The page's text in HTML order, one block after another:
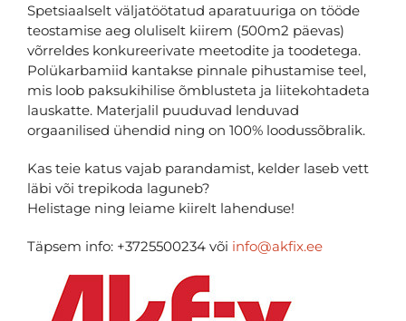
Spetsiaalselt väljatöötatud aparatuuriga on tööde
teostamise aeg oluliselt kiirem (500m2 päevas)
võrreldes konkureerivate meetodite ja toodetega.
Polükarbamiid kantakse pinnale pihustamise teel,
mis loob paksukihilise õmblusteta ja liitekohtadeta
lauskatte. Materjalil puuduvad lenduvad
orgaanilised ühendid ning on 100% loodussõbralik.
Kas teie katus vajab parandamist, kelder laseb vett
läbi või trepikoda laguneb?
Helistage ning leiame kiirelt lahenduse!
Täpsem info: +3725500234 või info@akfix.ee